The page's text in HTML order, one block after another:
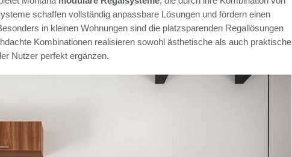
schaffen vollständig anpassbare Lösungen und fördern einen
in kleinen Wohnungen sind die platzsparenden Regallösungen
Kombinationen realisieren sowohl ästhetische als auch praktische
Nutzer perfekt ergänzen.